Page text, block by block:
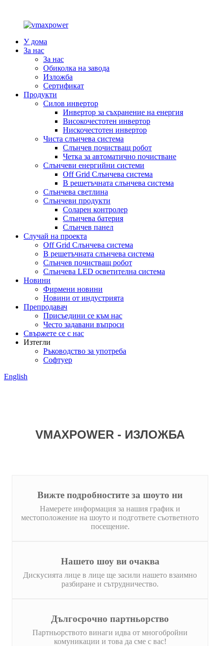
У дома
За нас
За нас
Обиколка на завода
Изложба
Сертификат
Продукти
Силов инвертор
Инвертор за съхранение на енергия
Високочестотен инвертор
Нискочестотен инвертор
Чиста слънчева система
Слънчев почистващ робот
Четка за автоматично почистване
Слънчеви енергийни системи
Off Grid Слънчева система
В решетъчната слънчева система
Слънчева светлина
Слънчеви продукти
Соларен контролер
Слънчева батерия
Слънчев панел
Случай на проекта
Off Grid Слънчева система
В решетъчната слънчева система
Слънчев почистващ робот
Слънчева LED осветителна система
Новини
Фирмени новини
Новини от индустрията
Препродавач
Присъедини се към нас
Често задавани въпроси
Свържете се с нас
Изтегли
Ръководство за употреба
Софтуер
English
VMAXPOWER - ИЗЛОЖБА
Вижте подробностите за шоуто ни
Намерете информация за нашия график и
местоположение на шоуто и подгответе съответното
посещение.
Нашето шоу ви очаква
Дискусията лице в лице ще засили нашето взаимно
разбиране и сътрудничество.
Дългосрочно партньорство
Партньорството винаги идва от многобройни
комуникации и това да сме с вас!